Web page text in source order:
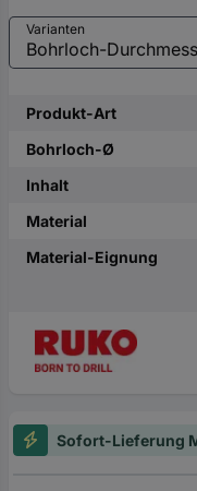
Varianten
Produkt-Art
Bohrloch-Ø
Inhalt
Material
Material-Eignung
Sofort-Lieferung